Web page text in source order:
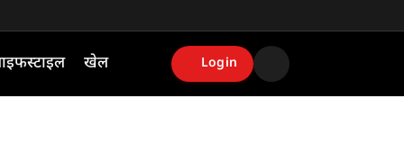
खेल Login